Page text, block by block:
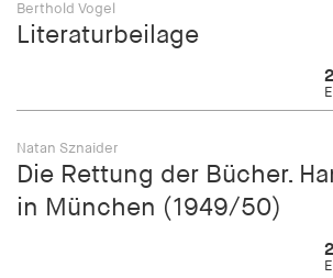
Berthold Vogel
Literaturbeilage
Natan Sznaider
Die Rettung der Bücher.
in München (1949/50)
Cookie Laufzeit:
7 Tage